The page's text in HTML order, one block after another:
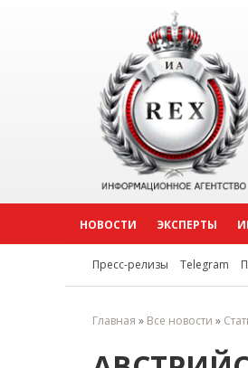
НОВОСТИ ЭКСПЕРТЫ
Пресс-релизы Telegram
Главная » Все новости »